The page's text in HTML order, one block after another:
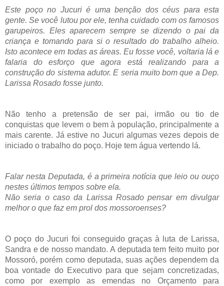
Este poço no Jucuri é uma benção dos céus para esta
gente.Se você lutou por ele, tenha cuidado com os famosos
garupeiros. Eles aparecem sempre se dizendo o pai da
criança e tomando para si o resultado do trabalho alheio.
Isto acontece em todas as áreas.Eu fosse você, voltaria lá e
falaria do esforço que agora está realizando para a
construção do sistema adutor. E seria muito bom que a Dep.
Larissa Rosado fosse junto.
Não tenho a pretensão de ser pai, irmão ou tio de
conquistas que levem o bem à população, principalmente a
mais carente. Já estive no Jucuri algumas vezes depois de
iniciado o trabalho do poço. Hoje tem água vertendo lá.
Falar nesta Deputada, é a primeira notícia que leio ou ouço
nestes últimos tempos sobre ela.
Não seria o caso da Larissa Rosado pensar em divulgar
melhor o que faz em prol dos mossoroenses?
O poço do Jucuri foi conseguido graças à luta de Larissa,
Sandra e de nosso mandato. A deputada tem feito muito por
Mossoró, porém como deputada, suas ações dependem da
boa vontade do Executivo para que sejam concretizadas,
como por exemplo as emendas no Orçamento para